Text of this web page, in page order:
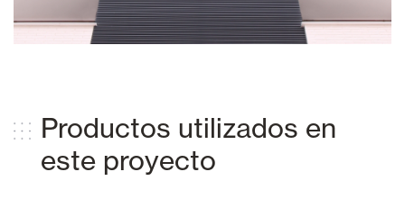
Productos utilizados en
este proyecto